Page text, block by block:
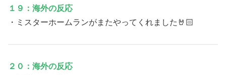
１９：海外の反応
・ミスターホームランがまたやってくれました🤘🏻
２０：海外の反応